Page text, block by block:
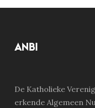
ANBI
De Katholieke
erkende Algemeen